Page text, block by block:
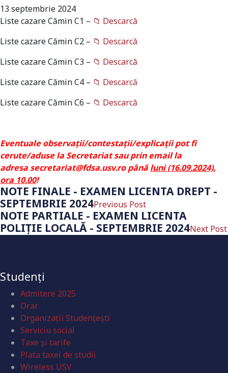
13 septembrie 2024
Liste cazare Cămin C1 – 📁 Descarcă
Liste cazare Cămin C2 – 📁 Descarcă
Liste cazare Cămin C3 – 📁 Descarcă
Liste cazare Cămin C4 – 📁 Descarcă
Liste cazare Cămin C6 – 📁 Descarcă
Eventuale observații/contestații/explicații pot fi
cerute/aduse la Secretariat sau prin email la
adresa secretariat@fdsa.usv.ropânăluni (16.09.2024).
ora 10.00!
NOTE FINALE - EXAMEN LICENTA DREPT -
SEPTEMBRIE 2024Previous Post
NOTE PARTIALE - EXAMEN LICENTA
POLIȚIE LOCALĂ - SEPTEMBRIE 2024Next Post
Studenți
Admitere 2025
Orar
Organizaţii Studenţeşti
Serviciu social
Taxe și tarife
Plata taxei de studii
Wireless USV